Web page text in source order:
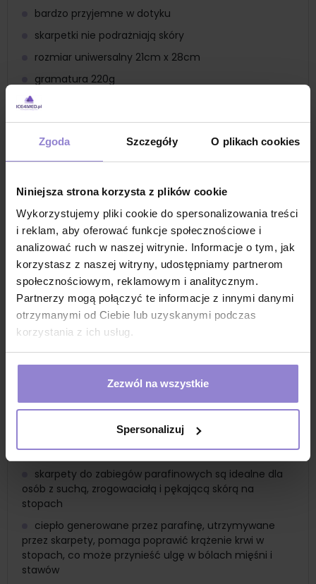
Zgoda Szczegóły O plikach cookies
Niniejsza strona korzysta z plików cookie
Wykorzystujemy pliki cookie do spersonalizowania treści
i reklam, aby oferować funkcje społecznościowe i
analizować ruch w naszej witrynie. Informacje o tym, jak
korzystasz z naszej witryny, udostępniamy partnerom
społecznościowym, reklamowym i analitycznym.
Partnerzy mogą połączyć te informacje z innymi danymi
otrzymanymi od Ciebie lub uzyskanymi podczas
korzystania z ich usług.
Zezwól na wszystkie
Spersonalizuj
bardzo przyjemne w dotyku
skarpetki nie podrażniają skóry
rozmiar uniwersalny 21cm x 28cm
gramatura 220g
zapakowane w higieniczne, foliowe opakowanie
produkt jednorazowy, co minimalizuje ryzyko
przenoszenia bakterii i zapewnia czystość podczas
Zastosowanie
skarpety są używane podczas zabiegów
parafinowych na stopy
po nałożeniu ciepłej parafiny na skórę, skarpety
pomagają w utrzymaniu ciepła, co zwiększa
efektywność zabiegu i pozwala parafinie lepiej wniknąć
w skórę
skarpety pomagają w utrzymaniu ciepła i wilgoci, co
intensyfikuje działanie parafiny, umożliwiając lepsze
nawilżenie i odżywienie skóry
skarpety jednorazowe z włókniny zapewniają
higieniczne warunki podczas zabiegów, chroniąc stopy
noszenie skarpet podczas zabiegów parafinowych
zwiększa komfort pacjenta, chroniąc skórę przed
bezpośrednim kontaktem z otoczeniem i utrzymując
ciepło przez cały czas trwania zabiegu
skarpety do zabiegów parafinowych są idealne dla
osób z suchą, zrogowaciałą i pękającą skórą na
stopach
ciepło generowane przez parafinę, utrzymywane
przez skarpety, pomaga poprawić krążenie krwi w
stopach, co może przynieść ulgę w bólach mięśni i
stawów